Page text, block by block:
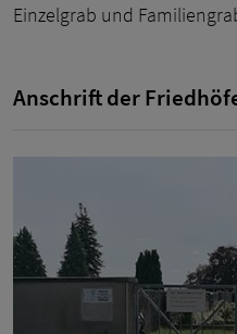
Einzelgrab und
Anschrift der